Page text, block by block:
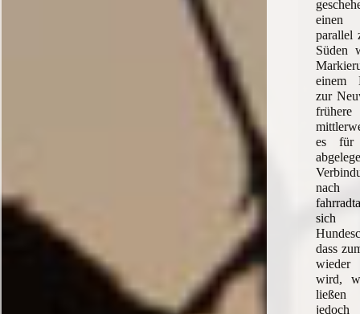
einen
parallel
Süden
einem
zur
es für
nach
sich
dass
wieder
wird,
ließen